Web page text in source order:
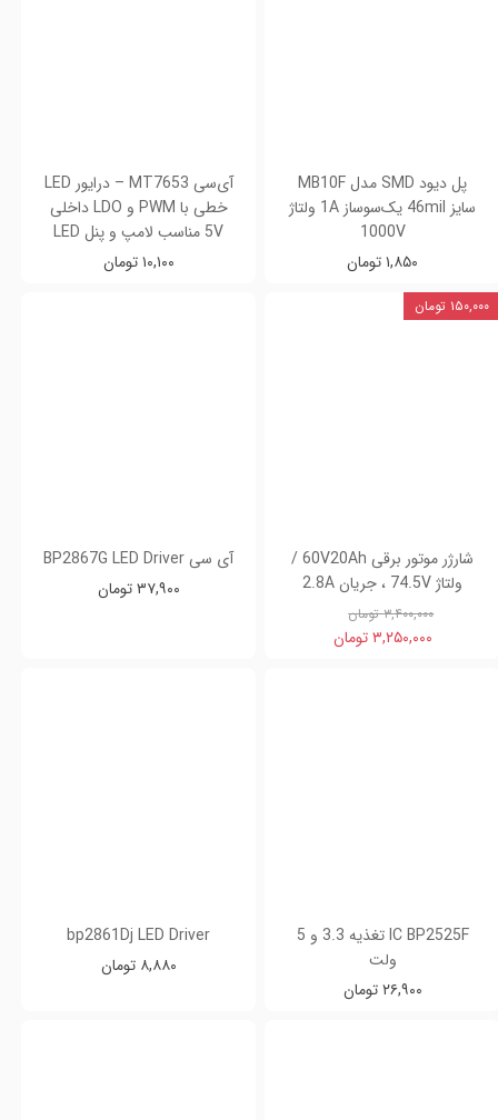
پل دیود SMD مدل MB10F
سایز 46mil یک‌سوساز 1A ولتاژ
1000V
۱,۸۵۰ تومان
آی‌سی MT7653 – درایور LED
خطی با PWM و LDO داخلی
5V مناسب لامپ و پنل LED
۱۰,۱۰۰ تومان
شارژر موتور برقی 60V20Ah /
ولتاژ 74.5V ، جریان 2.8A
۳,۴۰۰,۰۰۰ تومان
۳,۲۵۰,۰۰۰ تومان
۱۵۰,۰۰۰ تومان
آی سی BP2867G LED Driver
۳۷,۹۰۰ تومان
IC BP2525F تغذیه 3.3 و 5
ولت
۲۶,۹۰۰ تومان
bp2861Dj LED Driver
۸,۸۸۰ تومان